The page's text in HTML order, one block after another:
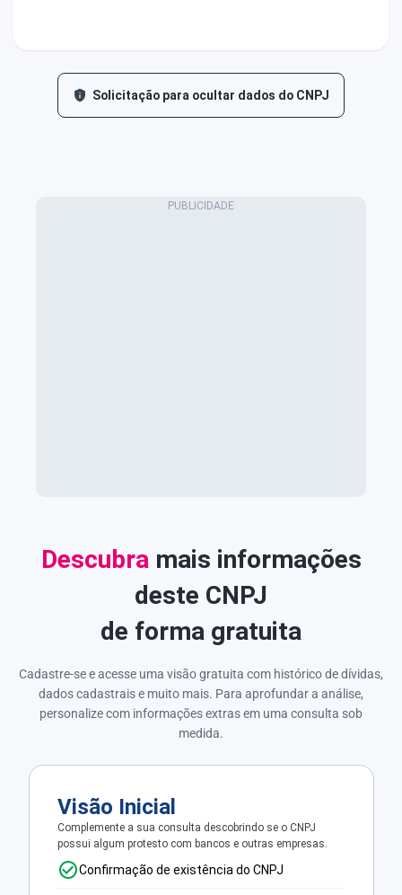
Solicitação para ocultar dados do CNPJ
Descubramais informações
deste CNPJ
de forma gratuita
Cadastre-se e acesse uma visão gratuita com histórico de dívidas,
dados cadastrais e muito mais. Para aprofundar a análise,
personalize com informações extras em uma consulta sob
medida.
Visão Inicial
Complemente a sua consulta descobrindo se o CNPJ
possui algum protesto com bancos e outras empresas.
Confirmação de existência do CNPJ